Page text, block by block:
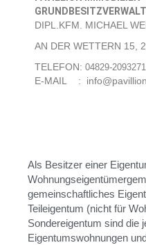
DIPL.KFM. MICHAEL
AN DER WETTERN 15,
TELEFON: 04829-2093271
E-MAIL :
Als Besitzer einer
gemeinschaftliches
Teileigentum (nicht für
Sondereigentum sind die
Eigentumswohnungen